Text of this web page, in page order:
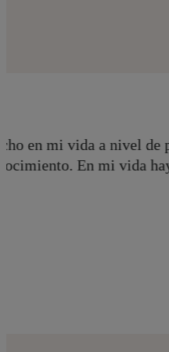
"Hay
trabajo y